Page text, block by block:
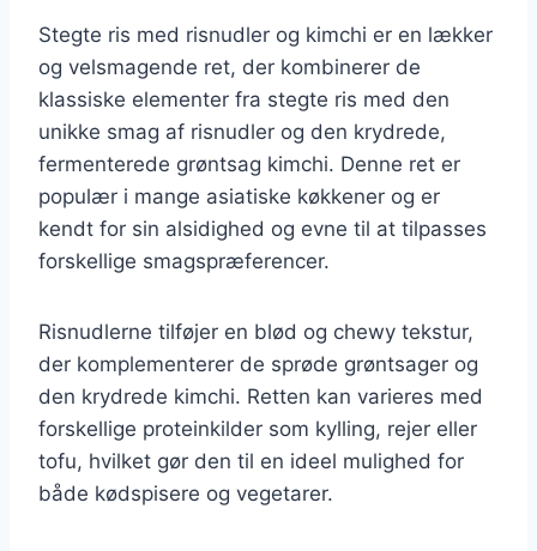
Stegte ris med risnudler og kimchi er en lækker
og velsmagende ret, der kombinerer de
klassiske elementer fra stegte ris med den
unikke smag af risnudler og den krydrede,
fermenterede grøntsag kimchi. Denne ret er
populær i mange asiatiske køkkener og er
kendt for sin alsidighed og evne til at tilpasses
forskellige smagspræferencer.
Risnudlerne tilføjer en blød og chewy tekstur,
der komplementerer de sprøde grøntsager og
den krydrede kimchi. Retten kan varieres med
forskellige proteinkilder som kylling, rejer eller
tofu, hvilket gør den til en ideel mulighed for
både kødspisere og vegetarer.